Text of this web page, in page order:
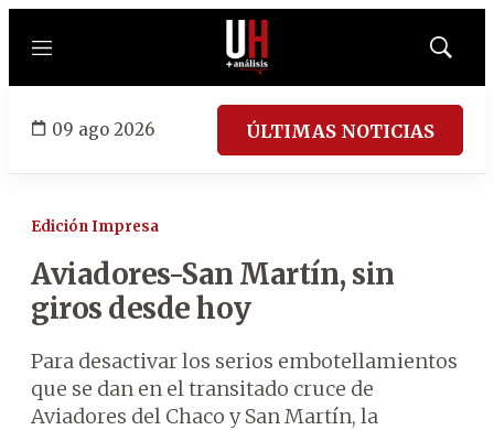
Menú
Mostrar
09 ago 2026 ÚLTIMAS NOTICIAS
Edición Impresa
Aviadores-San Martín, sin
giros desde hoy
Para desactivar los serios embotellamientos
que se dan en el transitado cruce de
Aviadores del Chaco y San Martín, la